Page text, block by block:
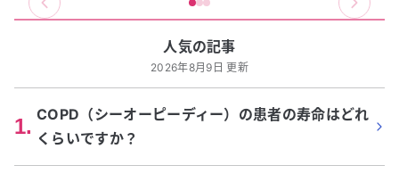
人気の記事
2026年8月9日 更新
1. COPD（シーオーピーディー）の患者の寿命はどれ
くらいですか？